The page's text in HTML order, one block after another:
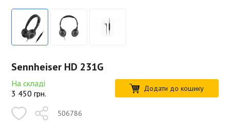
Sennheiser HD 231G
На складі
3 450 грн. Додати до кошику
506786